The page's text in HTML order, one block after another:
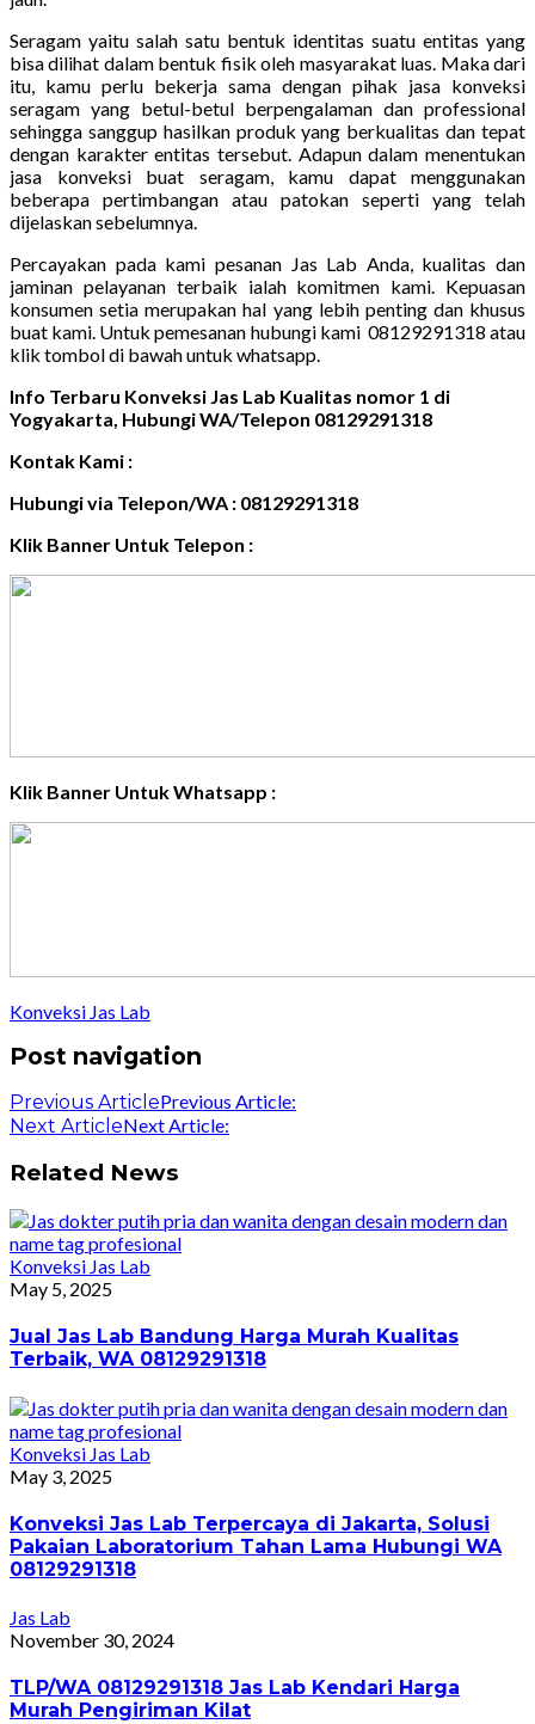
Seragam yaitu salah satu bentuk identitas suatu entitas yang
bisa dilihat dalam bentuk fisik oleh masyarakat luas. Maka dari
itu, kamu perlu bekerja sama dengan pihak jasa konveksi
seragam yang betul-betul berpengalaman dan professional
sehingga sanggup hasilkan produk yang berkualitas dan tepat
dengan karakter entitas tersebut. Adapun dalam menentukan
jasa konveksi buat seragam, kamu dapat menggunakan
beberapa pertimbangan atau patokan seperti yang telah
dijelaskan sebelumnya.
Percayakan pada kami pesanan Jas Lab Anda, kualitas dan
jaminan pelayanan terbaik ialah komitmen kami. Kepuasan
konsumen setia merupakan hal yang lebih penting dan khusus
buat kami. Untuk pemesanan hubungi kami 08129291318 atau
klik tombol di bawah untuk whatsapp.
Info Terbaru Konveksi Jas Lab Kualitas nomor 1 di
Yogyakarta, Hubungi WA/Telepon 08129291318
Kontak Kami :
Hubungi via Telepon/WA : 08129291318
Klik Banner Untuk Telepon :
Klik Banner Untuk Whatsapp :
Konveksi Jas Lab
Post navigation
Previous ArticlePrevious Article:
Next ArticleNext Article:
Related News
Konveksi Jas Lab
May 5, 2025
Jual Jas Lab Bandung Harga Murah Kualitas
Terbaik, WA 08129291318
Konveksi Jas Lab
May 3, 2025
Konveksi Jas Lab Terpercaya di Jakarta, Solusi
Pakaian Laboratorium Tahan Lama Hubungi WA
08129291318
Jas Lab
November 30, 2024
TLP/WA 08129291318 Jas Lab Kendari Harga
Murah Pengiriman Kilat